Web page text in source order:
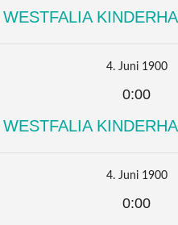
WESTFALIA
4. Juni 1900
0:00
WESTFALIA
4. Juni 1900
0:00